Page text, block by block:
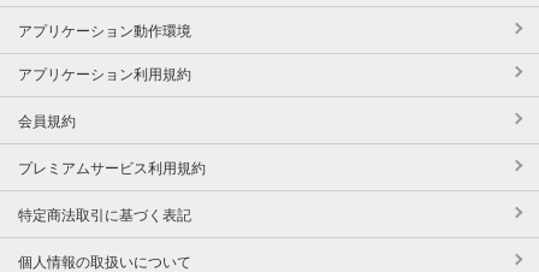
アプリケーション動作環境
アプリケーション利用規約
会員規約
プレミアムサービス利用規約
特定商法取引に基づく表記
個人情報の取扱いについて